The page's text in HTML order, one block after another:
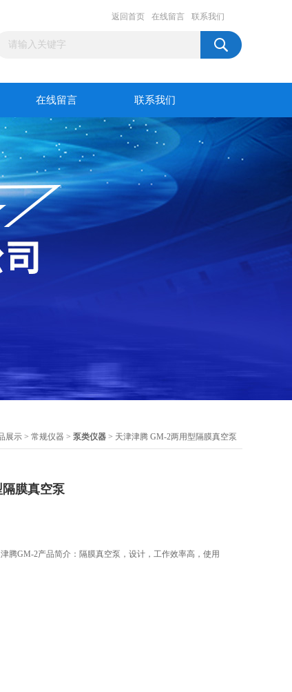
返回首页 在线留言 联系我们
在线留言 联系我们
展示 > 常规仪器 > 泵类仪器 > 天津津腾 GM-2两用型隔膜真空泵
膜真空泵
腾GM-2产品简介：隔膜真空泵，设计，工作效率高，使用